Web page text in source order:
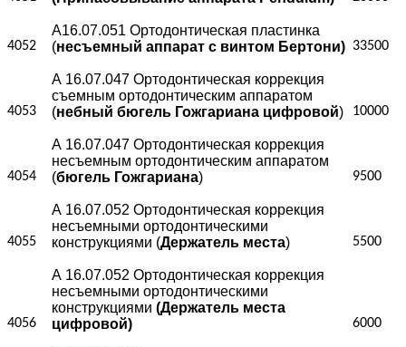
4052
А16.07.051 Ортодонтическая пластинка
(несъемный аппарат с винтом Бертони) 33500
4053
А 16.07.047 Ортодонтическая коррекция
съемным ортодонтическим аппаратом
(небный бюгель Гожгариана цифровой) 10000
4054
А 16.07.047 Ортодонтическая коррекция
несъемным ортодонтическим аппаратом
(бюгель Гожгариана) 9500
4055
А 16.07.052 Ортодонтическая коррекция
несъемными ортодонтическими
конструкциями (Держатель места) 5500
4056
А 16.07.052 Ортодонтическая коррекция
несъемными ортодонтическими
конструкциями (Держатель места
цифровой)
6000